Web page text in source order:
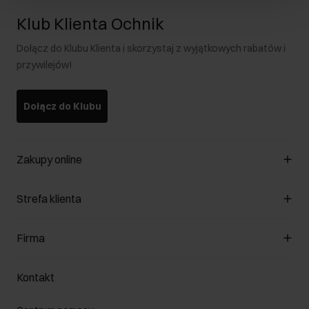
Klub Klienta Ochnik
Dołącz do Klubu Klienta i skorzystaj z wyjątkowych rabatów i
przywilejów!
Dołącz do Klubu
Zakupy online
Zarządzaj cookies
Formy płatności
Jak dokonać zwrotu?
Strefa klienta
Klub Klienta
Zwróć produkty
Firma
O nas
Salony
Kontakt